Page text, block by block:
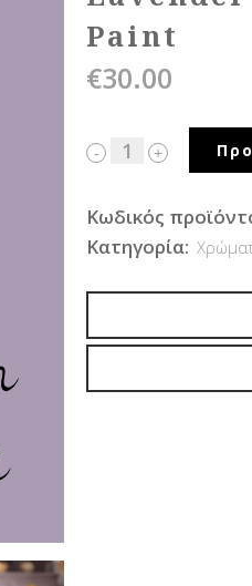
Paint
€30.00
Κωδικός
Κατηγορία: